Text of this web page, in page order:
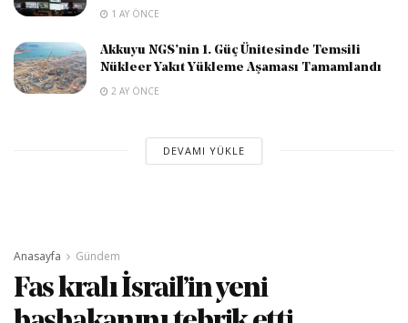
1 AY ÖNCE
Akkuyu NGS’nin 1. Güç Ünitesinde Temsili
Nükleer Yakıt Yükleme Aşaması Tamamlandı
2 AY ÖNCE
DEVAMI YÜKLE
Anasayfa Gündem
Fas kralı İsrail’in yeni